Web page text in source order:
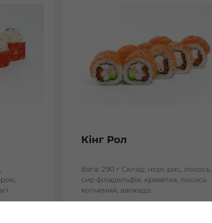
Кінг Рол
Вага: 290 г Склад: норі, рис, лосось,
сир філадельфія, креветка, лосось
копчений, авокадо.